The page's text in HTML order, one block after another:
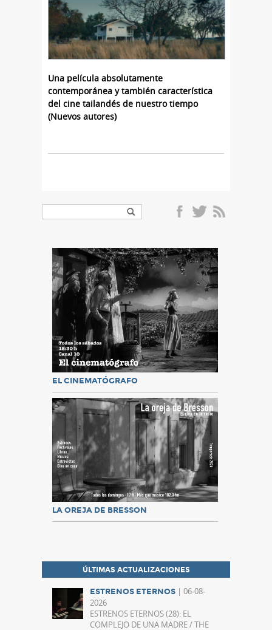
Una película absolutamente
contemporánea y también característica
del cine tailandés de nuestro tiempo
(Nuevos autores)
EL CINEMATÓGRAFO
LA OREJA DE BRESSON
ÚLTIMAS ACTUALIZACIONES
ESTRENOS ETERNOS | 06-08-
2026
ESTRENOS ETERNOS (28): EL
COMPLEJO DE UNA MADRE / THE